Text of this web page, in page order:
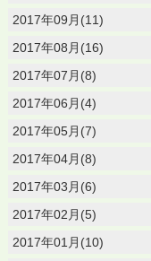
2017年09月(11)
2017年08月(16)
2017年07月(8)
2017年06月(4)
2017年05月(7)
2017年04月(8)
2017年03月(6)
2017年02月(5)
2017年01月(10)